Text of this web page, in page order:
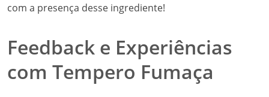
com a presença desse ingrediente!
Feedback e Experiências
com Tempero Fumaça